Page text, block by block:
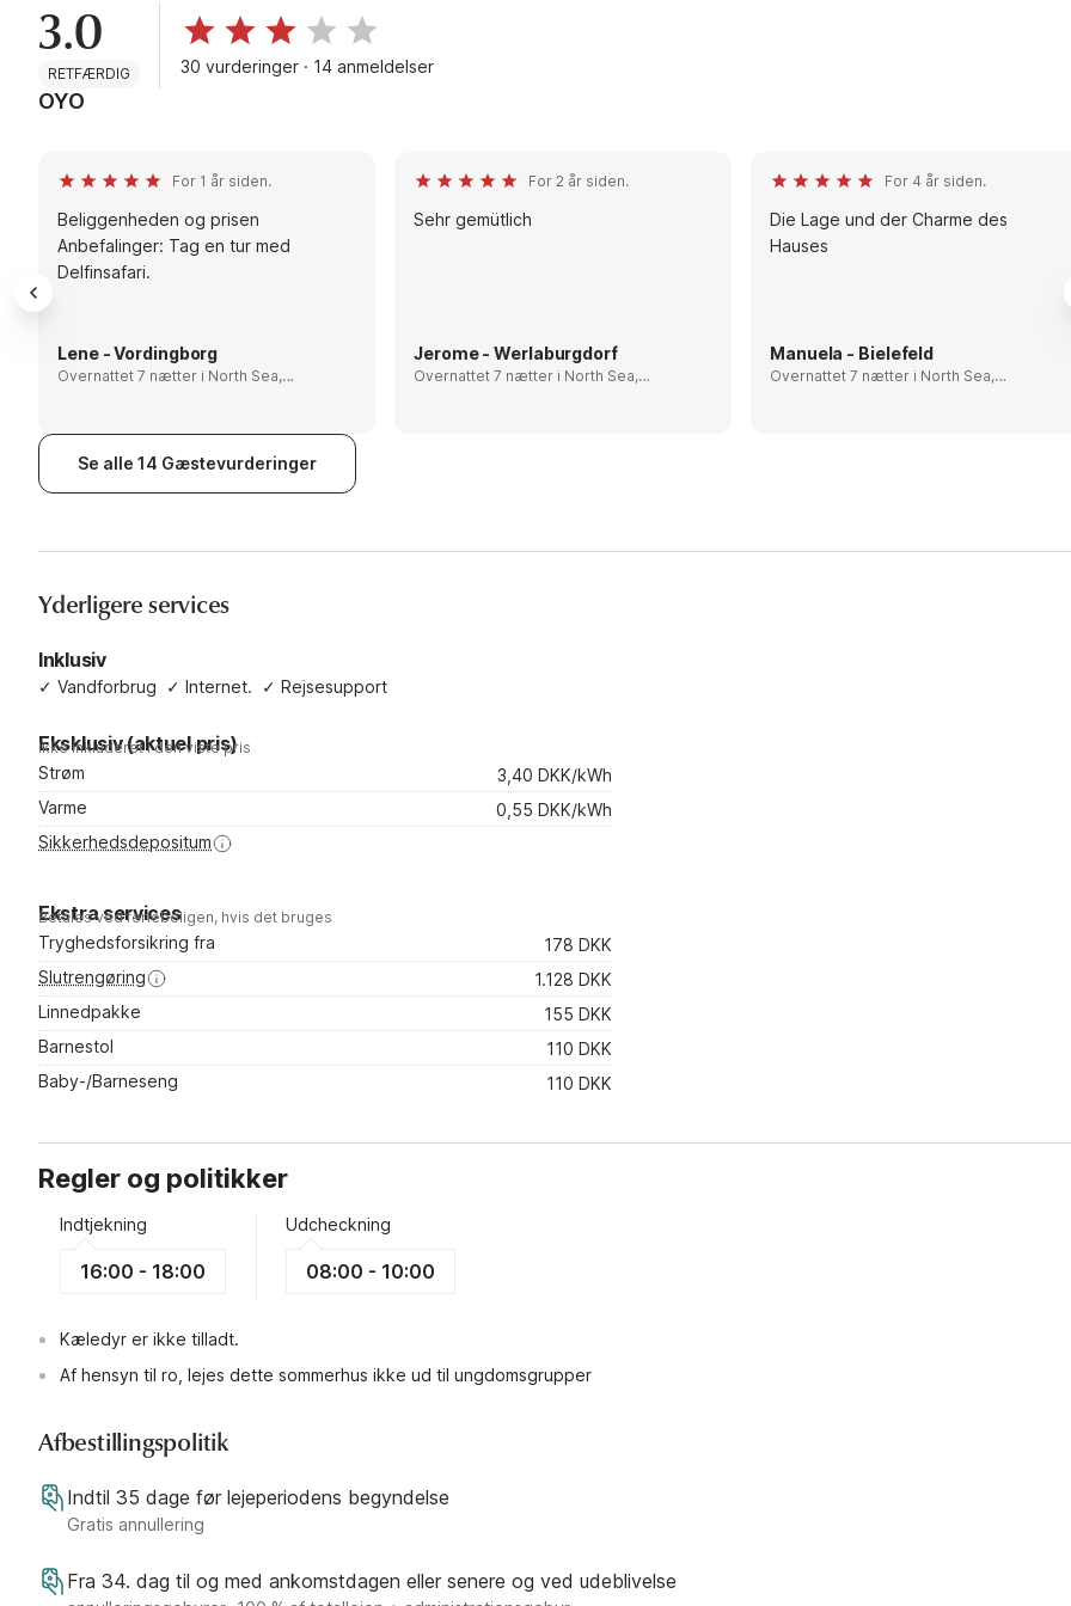
3.0
RETFÆRDIG 30 vurderinger · 14 anmeldelser
OYO
For 1 år siden.
Beliggenheden og prisen
Anbefalinger: Tag en tur med
Delfinsafari.
Lene - Vordingborg
Overnattet 7 nætter i North Sea,
For 2 år siden.
Sehr gemütlich
Jerome - Werlaburgdorf
Overnattet 7 nætter i North Sea,
For 4 år siden.
Die Lage und der Charme des
Hauses
Manuela - Bielefeld
Overnattet 7 nætter i North Sea,
Se alle 14 Gæstevurderinger
Yderligere services
Inklusiv
✓ Vandforbrug ✓ Internet. ✓ Rejsesupport
Eksklusiv (aktuel pris)
Ikke inkluderet i den viste pris
Strøm
3,40 DKK/kWh
Varme
0,55 DKK/kWh
Sikkerhedsdepositum
Ekstra services
Betales ved ferieboligen, hvis det bruges
Tryghedsforsikring fra
178 DKK
Slutrengøring
1.128 DKK
Linnedpakke
155 DKK
Barnestol
110 DKK
Baby-/Barneseng
110 DKK
Regler og politikker
Indtjekning
16:00 - 18:00
Udcheckning
08:00 - 10:00
Kæledyr er ikke tilladt.
Af hensyn til ro, lejes dette sommerhus ikke ud til ungdomsgrupper
Afbestillingspolitik
Indtil 35 dage før lejeperiodens begyndelse
Gratis annullering
Fra 34. dag til og med ankomstdagen eller senere og ved udeblivelse